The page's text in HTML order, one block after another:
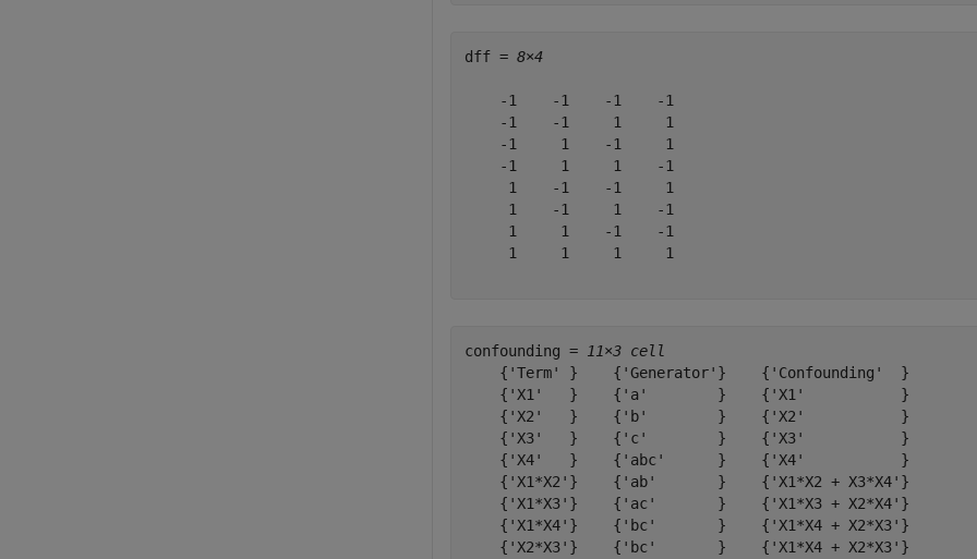
dff = 8×4
    -1    -1    -1    -1
    -1    -1     1     1
    -1     1    -1     1
    -1     1     1    -1
     1    -1    -1     1
     1    -1     1    -1
     1     1    -1    -1
     1     1     1     1
confounding =
11×3 cell
    {'Term' }    {'Generator'}    {'Confounding'  }
    {'X1'   }    {'a'        }    {'X1'           }
    {'X2'   }    {'b'        }    {'X2'           }
    {'X3'   }    {'c'        }    {'X3'           }
    {'X4'   }    {'abc'      }    {'X4'           }
    {'X1*X2'}    {'ab'       }    {'X1*X2 + X3*X4'}
    {'X1*X3'}    {'ac'       }    {'X1*X3 + X2*X4'}
    {'X1*X4'}    {'bc'       }    {'X1*X4 + X2*X3'}
    {'X2*X3'}    {'bc'       }    {'X1*X4 + X2*X3'}